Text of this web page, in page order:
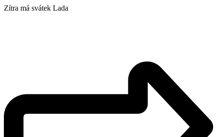
Zítra má svátek Lada